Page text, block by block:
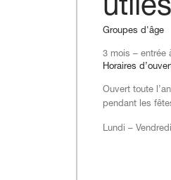
utiles
Groupes d'âge
3 mois – entrée
Horaires
Ouvert toute
pendant les
Lundi – Vendredi
Lundi – Vendredi